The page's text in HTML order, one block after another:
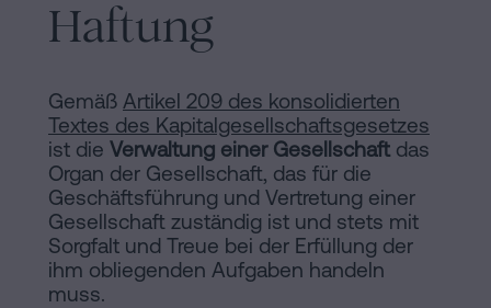
Inhaltsprozess
Personalizar
cookies
Folgen
Sie
uns
Haftung
Gemäß Artikel 209 des konsolidierten
Textes des Kapitalgesellschaftsgesetzes
ist die Verwaltung einer Gesellschaft das
Organ der Gesellschaft, das für die
Geschäftsführung und Vertretung einer
Gesellschaft zuständig ist und stets mit
Sorgfalt und Treue bei der Erfüllung der
ihm obliegenden Aufgaben handeln
muss.